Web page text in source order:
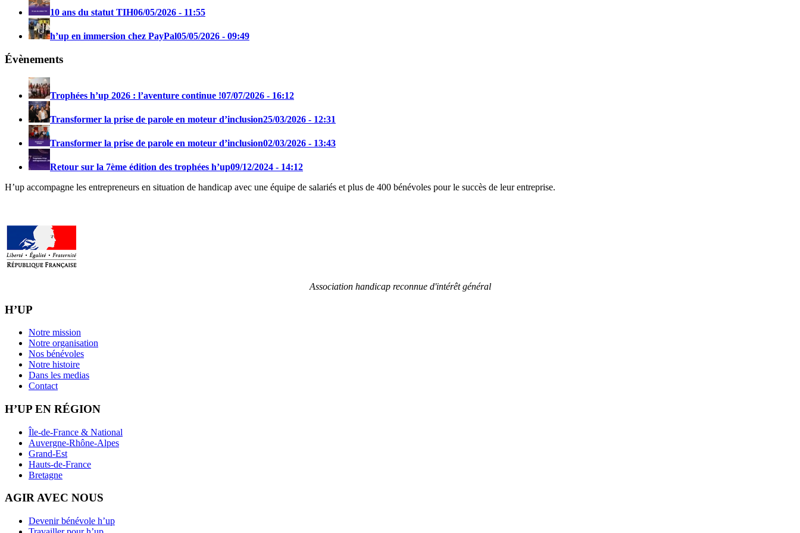
10 ans du statut TIH06/05/2026 - 11:55
h’up en immersion chez PayPal05/05/2026 - 09:49
Évènements
Trophées h’up 2026 : l’aventure continue !07/07/2026 - 16:12
Transformer la prise de parole en moteur d’inclusion25/03/2026 - 12:31
Transformer la prise de parole en moteur d’inclusion02/03/2026 - 13:43
Retour sur la 7ème édition des trophées h’up09/12/2024 - 14:12
H’up accompagne​​ les entrepreneurs en situation de handicap avec une équipe de salariés et plus de 400 bénévoles pour le succès de leur entreprise.
Association handicap reconnue d'intérêt général
H’UP
Notre mission
Notre organisation
Nos bénévoles
Notre histoire
Dans les medias
Contact
H’UP EN RÉGION
Île-de-France & National
Auvergne-Rhône-Alpes
Grand-Est
Hauts-de-France
Bretagne
AGIR AVEC NOUS
Devenir bénévole h’up